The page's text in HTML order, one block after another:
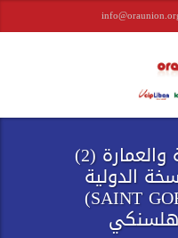
كلية الفنون الجميلة والعمارة (2)
الدولية
من مسابقة (SAINT GOBAIN)
هلسنكي